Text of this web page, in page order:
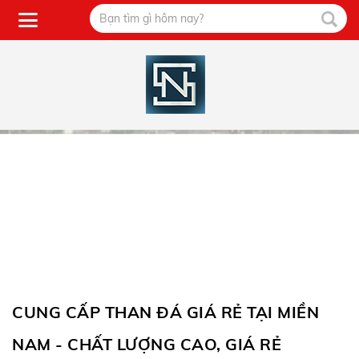
CUNG CẤP THAN ĐÁ GIÁ RẺ TẠI MIỀN
NAM - CHẤT LƯỢNG CAO, GIÁ RẺ